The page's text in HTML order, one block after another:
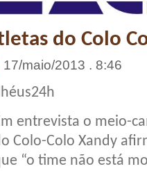
do Colo
17/maio/2013 . 8:46
Ilhéus24h
entrevista o meio-
Colo-Colo Xandy
“o time não está